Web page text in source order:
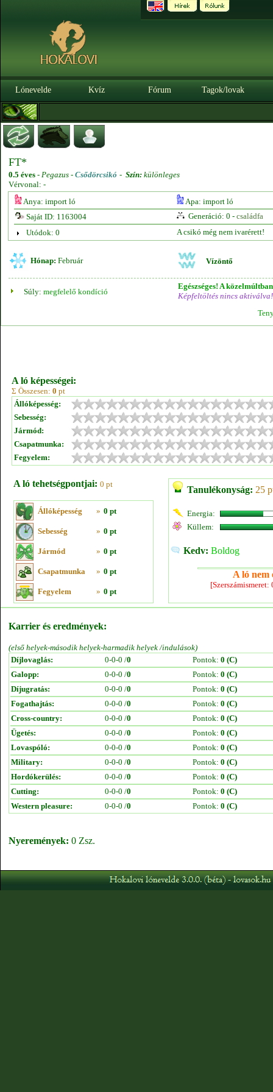
Lónevelde Kvíz Fórum Tagok/lovak
FT*
0.5 éves - Pegazus - Csődörcsikó - Szín: különleges
Vérvonal: -
Anya: import ló
Apa: import ló
Saját ID: 1163004
Generáció: 0 - családfa
Utódok: 0
A csikó még nem ivarérett!
Hónap: Február Vízöntő
Súly: megfelelő kondíció
Egészséges! A
Képfeltöltés nincs aktiválva!
A ló képességei:
Σ Összesen: 0 pt
Állóképesség:
Sebesség:
Jármód:
Csapatmunka:
Fegyelem:
A ló tehetségpontjai: 0 pt
Állóképesség » 0 pt
Sebesség » 0 pt
Jármód » 0 pt
Csapatmunka » 0 pt
Fegyelem » 0 pt
Tanulékonyság: 25
Energia:
Küllem:
Kedv: Boldog
A ló nem
Karrier és eredmények:
(első helyek-második helyek-harmadik helyek /indulások)
Díjlovaglás:
0-0-0 /0 Pontok: 0 (C)
Galopp:
0-0-0 /0 Pontok: 0 (C)
Díjugratás:
0-0-0 /0 Pontok: 0 (C)
Fogathajtás:
0-0-0 /0 Pontok: 0 (C)
Cross-country:
0-0-0 /0 Pontok: 0 (C)
Ügetés:
0-0-0 /0 Pontok: 0 (C)
Lovaspóló:
0-0-0 /0 Pontok: 0 (C)
Military:
0-0-0 /0 Pontok: 0 (C)
Hordókerülés:
0-0-0 /0 Pontok: 0 (C)
Cutting:
0-0-0 /0 Pontok: 0 (C)
Western pleasure:
0-0-0 /0 Pontok: 0 (C)
Nyeremények: 0 Zsz.